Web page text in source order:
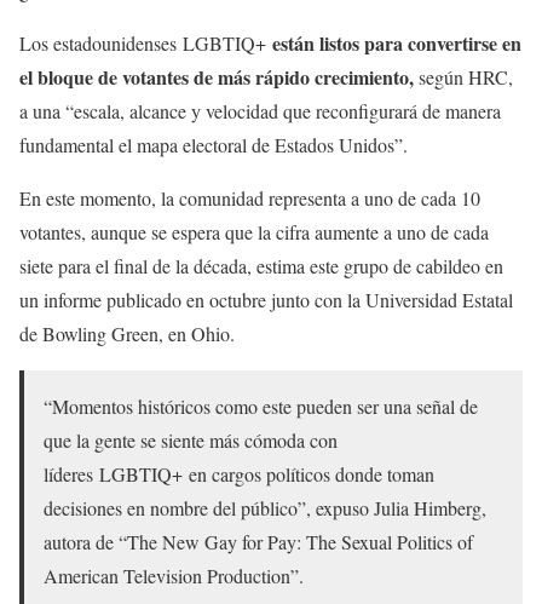
Los estadounidenses LGBTIQ+ están listos para convertirse en
el bloque de votantes de más rápido crecimiento,según HRC,
a una “escala, alcance y velocidad que reconfigurará de manera
fundamental el mapa electoral de Estados Unidos”.
En este momento, la comunidad representa a uno de cada 10
votantes, aunque se espera que la cifra aumente a uno de cada
siete para el final de la década, estima este grupo de cabildeo en
un informe publicado en octubre junto con la Universidad Estatal
de Bowling Green, en Ohio.
“Momentos históricos como este pueden ser una señal de
que la gente se siente más cómoda con
líderes LGBTIQ+ en cargos políticos donde toman
decisiones en nombre del público”, expuso Julia Himberg,
autora de “The New Gay for Pay: The Sexual Politics of
American Television Production”.